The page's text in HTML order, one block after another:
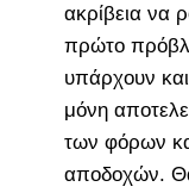
ακρίβεια να
πρώτο
υπάρχουν
μόνη
των φόρων
αποδοχών.